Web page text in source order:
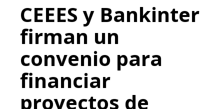
CEEES y Bankinter
firman un
convenio para
financiar
proyectos de